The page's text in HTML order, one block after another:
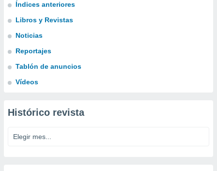
Índices anteriores
Libros y Revistas
Noticias
Reportajes
Tablón de anuncios
Vídeos
Histórico revista